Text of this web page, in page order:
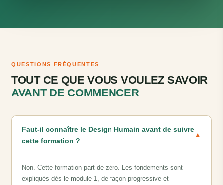
QUESTIONS FRÉQUENTES
TOUT CE QUE VOUS VOULEZ SAVOIR
AVANT DE COMMENCER
Faut-il connaître le Design Humain avant de suivre
cette formation ?
▼
Non. Cette formation part de zéro. Les fondements sont
expliqués dès le module 1, de façon progressive et